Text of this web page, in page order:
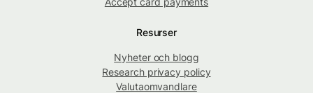
Resurser
Nyheter och blogg
Research privacy policy
Valutaomvandlare